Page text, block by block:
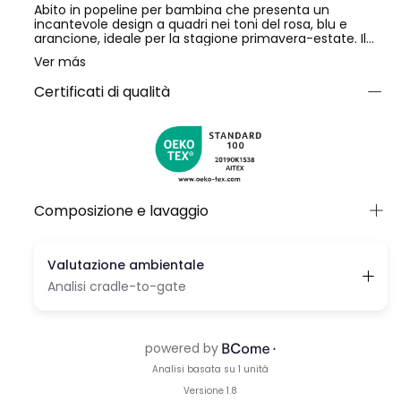
Abito in popeline per bambina che presenta un
incantevole design a quadri nei toni del rosa, blu e
arancione, ideale per la stagione primavera-estate. Il
suo tessuto leggero e fresco garantisce comfort
durante tutto il giorno. Bretelle regolabili con delicati
volant aggiungono un tocco adorabile all'insieme.
Disponibile in taglie da 12 mesi a 14 anni. Capo versatile
creare un look casual o più elegante.
Ver más
Certificati di qualità
Composizione e lavaggio